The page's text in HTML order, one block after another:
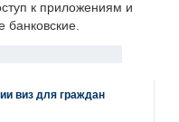
к приложениям и
банковские.
виз для граждан